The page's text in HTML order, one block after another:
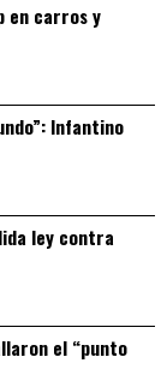
en carros y
Infantino
ley contra
el “punto